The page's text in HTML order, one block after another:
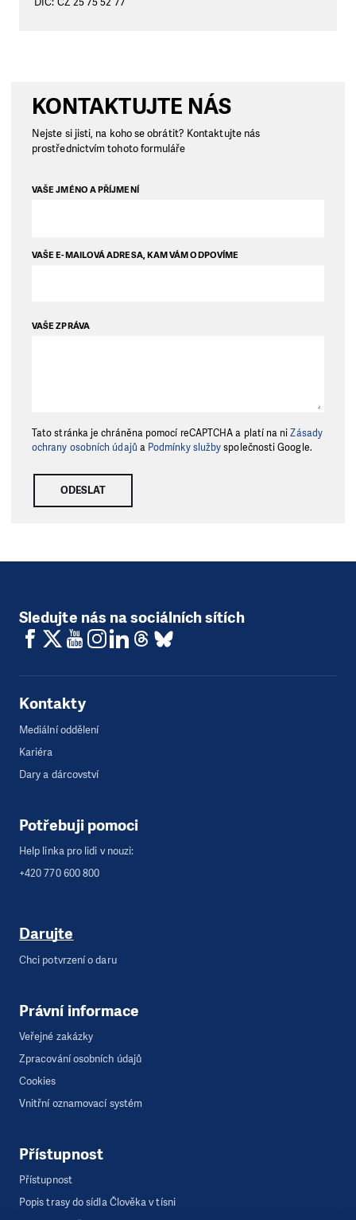
KONTAKTUJTE NÁS
Nejste si jisti, na koho se obrátit? Kontaktujte nás
prostřednictvím tohoto formuláře
VAŠE JMÉNO A PŘÍJMENÍ
VAŠE E-MAILOVÁ ADRESA, KAM VÁM ODPOVÍME
VAŠE ZPRÁVA
Tato stránka je chráněna pomocí reCAPTCHA a platí na niZásady
ochrany osobních údajů a Podmínky službyspolečnosti Google.
ODESLAT
Sledujte nás na sociálních sítích
Kontakty
Mediální oddělení
Kariéra
Dary a dárcovství
Potřebuji pomoci
Help linka pro lidi v nouzi:
+420 770 600 800
Darujte
Chci potvrzení o daru
Právní informace
Veřejné zakázky
Zpracování osobních údajů
Cookies
Vnitřní oznamovací systém
Přístupnost
Přístupnost
Popis trasy do sídla Člověka v tísni